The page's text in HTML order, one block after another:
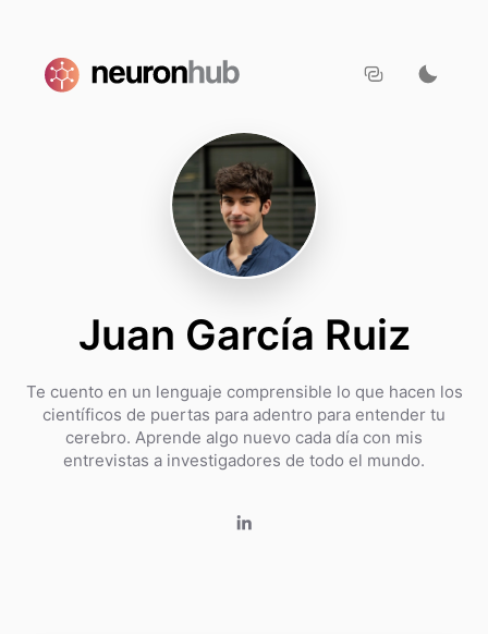
Juan García Ruiz
Te cuento en un lenguaje comprensible lo que hacen los
científicos de puertas para adentro para entender tu
cerebro. Aprende algo nuevo cada día con mis
entrevistas a investigadores de todo el mundo.